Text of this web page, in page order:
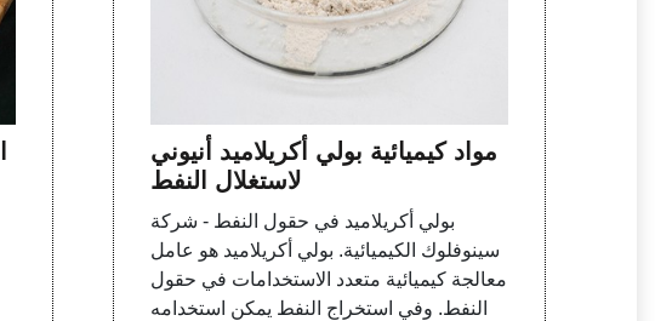
مواد كيميائية بولي أكريلاميد أنيوني
لاستغلال النفط
بولي أكريلاميد في حقول النفط - شركة
سينوفلوك الكيميائية. بولي أكريلاميد هو عامل
معالجة كيميائية متعدد الاستخدامات في حقول
النفط. وفي استخراج النفط يمكن استخدامه